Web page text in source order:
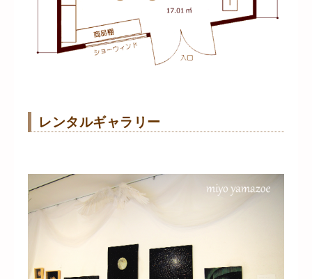
レンタルギャラリー